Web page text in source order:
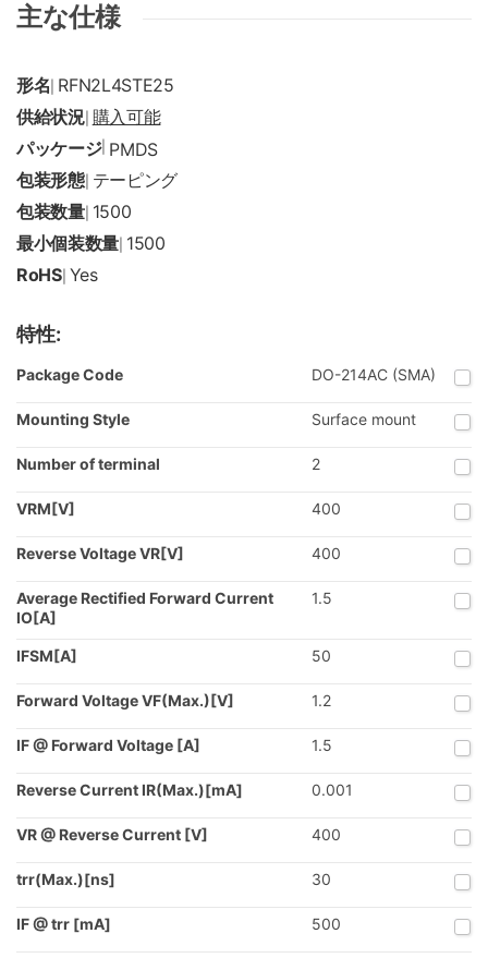
主な仕様
形名 RFN2L4STE25
供給状況| 購入可能
パッケージ| PMDS
包装形態| テーピング
包装数量| 1500
最小個装数量 1500
RoHS| Yes
特性:
Package Code DO-214AC (SMA)
Mounting Style Surface mount
Number of terminal 2
VRM[V] 400
Reverse Voltage VR[V] 400
Average Rectified Forward Current
IO[A]
1.5
IFSM[A] 50
Forward Voltage VF(Max.)[V] 1.2
IF @ Forward Voltage [A] 1.5
Reverse Current IR(Max.)[mA] 0.001
VR @ Reverse Current [V] 400
trr(Max.)[ns] 30
IF @ trr [mA] 500